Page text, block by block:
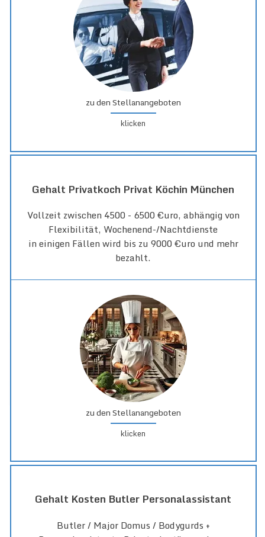
zu den Stellanangeboten
klicken
zu den Stellanangeboten
klicken
Gehalt Privatkoch Privat Köchin München
Vollzeit zwischen 4500 - 6500 €uro, abhängig von
Flexibilität, Wochenend-/Nachtdienste
in einigen Fällen wird bis zu 9000 €uro und mehr
bezahlt.
Gehalt Kosten Butler Personalassistant
Butler / Major Domus / Bodygurds +